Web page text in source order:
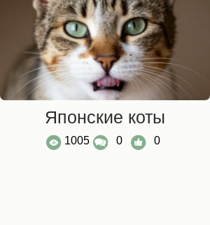
Японские коты
1005 0 0